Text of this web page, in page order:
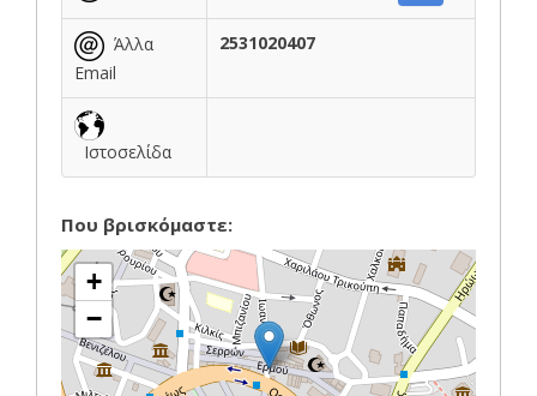
Άλλα
Email
2531020407
Ιστοσελίδα
Που βρισκόμαστε:
+
−